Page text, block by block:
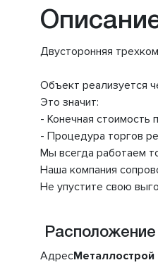
Двусторонняя
Объект
Это
- Конечная
- Процедура
Мы всегда
Наша компания
Не упустите свою
Расположение
Адрес